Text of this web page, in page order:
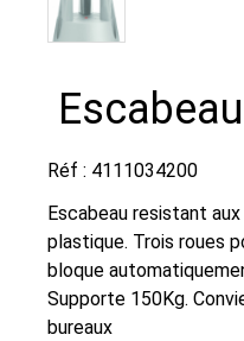
Réf : 4111034200
Escabeau resistant
plastique. Trois roues
bloque
Supporte 150Kg.
bureaux